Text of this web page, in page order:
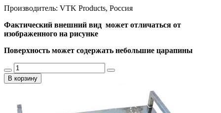
Производитель: VTK Products, Россия
Фактический внешний вид может отличаться от
изображенного на рисунке
Поверхность может содержать небольшие царапины
В корзину